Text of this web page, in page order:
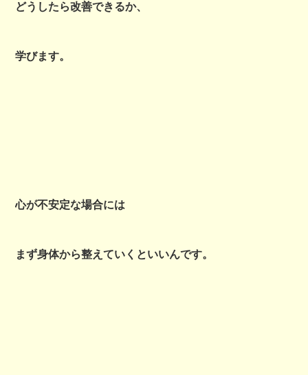
どうしたら改善できるか、
学びます。
心が不安定な場合には
まず身体から整えていくといいんです。